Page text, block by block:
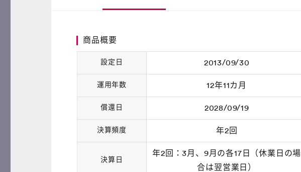
商品概要
設定日 2013/09/30
運用年数 12年11カ月
償還日 2028/09/19
決算頻度 年2回
決算日
年2回：3月、9月の各17日（休業日の場
合は翌営業日）